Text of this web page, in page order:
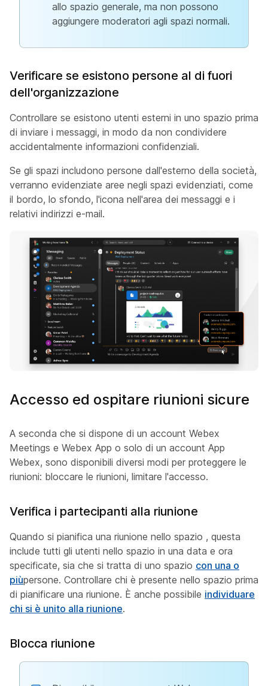
allo spazio generale, ma non possono
aggiungere moderatori agli spazi normali.
Verificare se esistono persone al di fuori
dell'organizzazione
Controllare se esistono utenti esterni in uno spazio prima
di inviare i messaggi, in modo da non condividere
accidentalmente informazioni confidenziali.
Se gli spazi includono persone dall'esterno della società,
verranno evidenziate aree negli spazi evidenziati, come
il bordo, lo sfondo, l'icona nell'area dei messaggi e i
relativi indirizzi e-mail.
Accesso ed ospitare riunioni sicure
A seconda che si dispone di un account Webex
Meetings e Webex App o solo di un account App
Webex, sono disponibili diversi modi per proteggere le
riunioni: bloccare le riunioni, limitare l'accesso.
Verifica i partecipanti alla riunione
Quando si pianifica una riunione nello spazio , questa
include tutti gli utenti nello spazio in una data e ora
specificate, sia che si tratta di uno spazio con una o
piùpersone. Controllare chi è presente nello spazio prima
di pianificare una riunione. È anche possibile individuare
chi si è unito alla riunione.
Blocca riunione